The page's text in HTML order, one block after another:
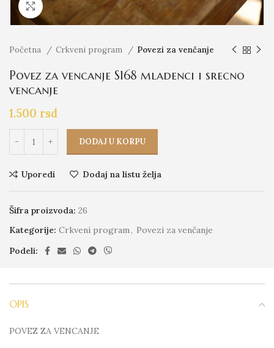
Click to enlarge
Početna Crkveni program Povezi za venčanje
Povez za vencanje S168 mladenci i srecno
vencanje
1.500 rsd
DODAJ U KORPU
Uporedi Dodaj na listu želja
Šifra proizvoda: 26
Kategorije: Crkveni program, Povezi za venčanje
Podeli:
OPIS
POVEZ ZA VENCANJE